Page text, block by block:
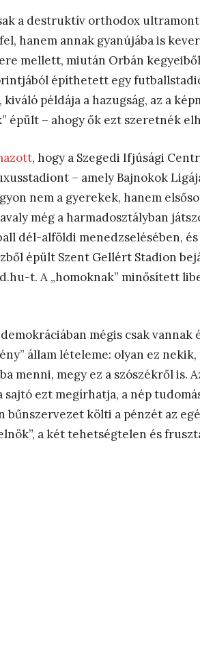
a destruktív orthodox
hanem annak gyanújába is
mellett, miután Orbán
építhetett egy
példája a hazugság, az a
épült – ahogy ők ezt szeretnék
, hogy a Szegedi Ifjúsági
– amely Bajnokok
nem a gyerekek, hanem
még a harmadosztályban
dél-alföldi menedzselésében,
épült Szent Gellért Stadion
t. A „homoknak” minősített
mégis csak
állam lételeme: olyan ez
menni, megy ez a szószékről is.
sajtó ezt megírhatja, a nép
bűnszervezet költi a pénzét az
a két tehetségtelen és